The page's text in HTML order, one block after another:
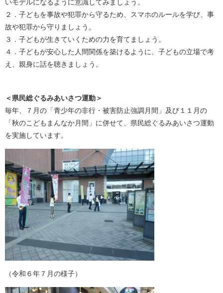
いモデルになるように意識してみましょう。
２．子どもを事故や犯罪から守るため、スマホのルールを学び、事
故や犯罪から守りましょう。
３．子どもが生きていくための力を育てましょう。
４．子どもが安心した人間関係を築けるように、子どもの立場で考
え、親身に話を聴きましょう。
＜県民総ぐるみあいさつ運動＞
毎年、７月の「青少年の非行・被害防止強調月間」及び１１月の
「秋のこどもまんなか月間」に併せて、県民総ぐるみあいさつ運動
を実施しています。
（令和６年７月の様子）